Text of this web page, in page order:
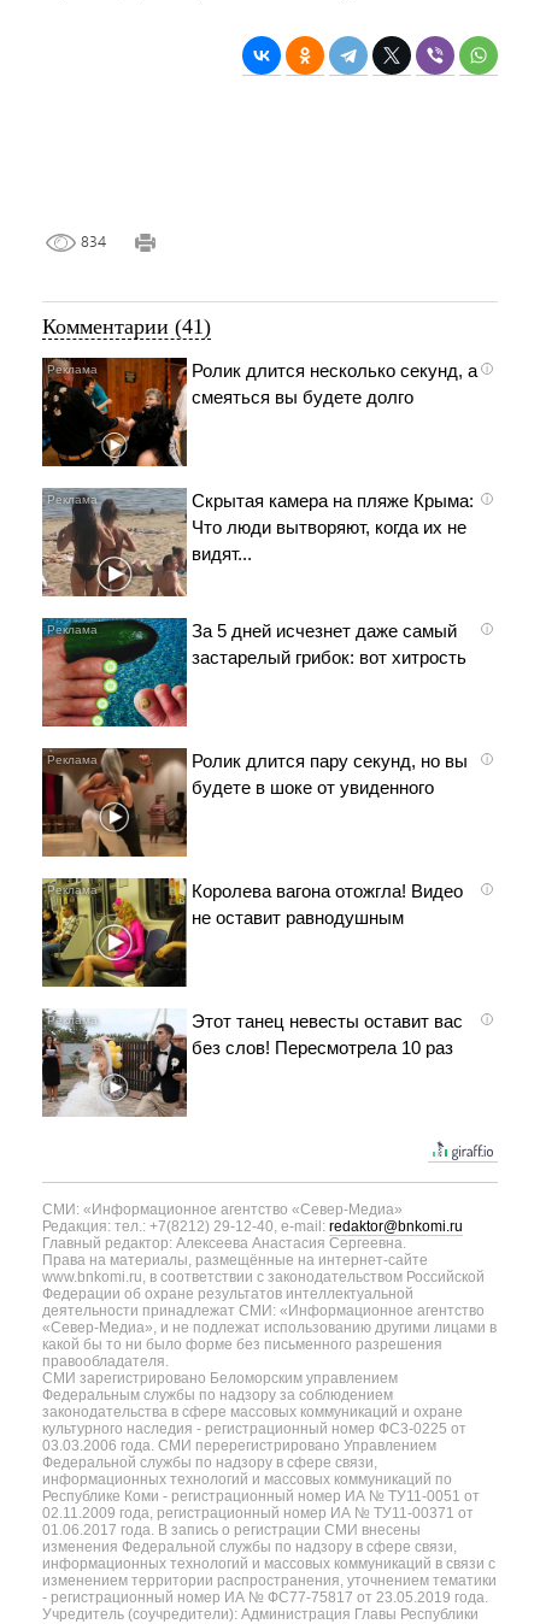
834
Комментарии (41)
i
Ролик длится несколько секунд, а
смеяться вы будете долго
i
Скрытая камера на пляже Крыма:
Что люди вытворяют, когда их не
видят...
i
За 5 дней исчезнет даже самый
застарелый грибок: вот хитрость
i
Ролик длится пару секунд, но вы
будете в шоке от увиденного
i
Королева вагона отожгла! Видео
не оставит равнодушным
i
Этот танец невесты оставит вас
без слов! Пересмотрела 10 раз
СМИ: «Информационное агентство «Север-Медиа»
Редакция: тел.: +7(8212) 29-12-40, e-mail: redaktor@bnkomi.ru
Главный редактор: Алексеева Анастасия Сергеевна.
Права на материалы, размещённые на интернет-сайте
www.bnkomi.ru, в соответствии с законодательством Российской
Федерации об охране результатов интеллектуальной
деятельности принадлежат СМИ: «Информационное агентство
«Север-Медиа», и не подлежат использованию другими лицами в
какой бы то ни было форме без письменного разрешения
правообладателя.
СМИ зарегистрировано Беломорским управлением
Федеральным службы по надзору за соблюдением
законодательства в сфере массовых коммуникаций и охране
культурного наследия - регистрационный номер ФС3-0225 от
03.03.2006 года. СМИ перерегистрировано Управлением
Федеральной службы по надзору в сфере связи,
информационных технологий и массовых коммуникаций по
Республике Коми - регистрационный номер ИА № ТУ11-0051 от
02.11.2009 года, регистрационный номер ИА № ТУ11-00371 от
01.06.2017 года. В запись о регистрации СМИ внесены
изменения Федеральной службы по надзору в сфере связи,
информационных технологий и массовых коммуникаций в связи с
изменением территории распространения, уточнением тематики
- регистрационный номер ИА № ФС77-75817 от 23.05.2019 года.
Учредитель (соучредители): Администрация Главы Республики